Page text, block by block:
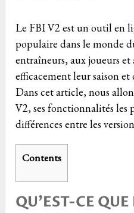
Le FBI V2 est un outil en
populaire dans le monde
entraîneurs, aux joueurs et
efficacement leur saison
Dans cet article, nous
V2, ses fonctionnalités les
différences entre les
Contents
QU’EST-CE